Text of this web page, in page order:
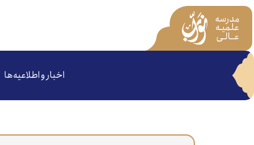
اخبار و اطلاعیه‌ها